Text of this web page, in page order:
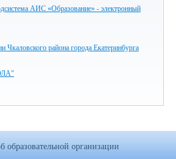
АИС «Образование» - электронный
Чкаловского района города Екатеринбурга
образовательной организации